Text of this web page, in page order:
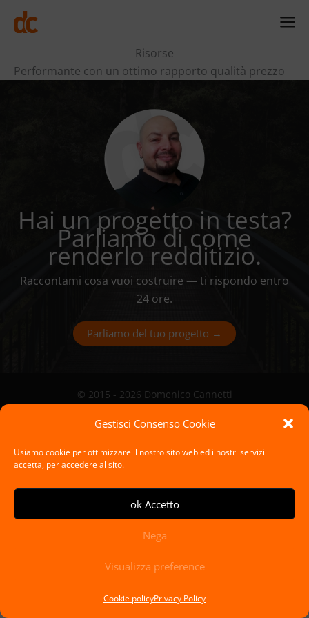
Gestisci Consenso Cookie
Usiamo cookie per ottimizzare il nostro sito web ed i nostri servizi
accetta, per accedere al sito.
ok Accetto
Nega
Visualizza preference
Cookie policyPrivacy Policy
Risorse
Performante con un ottimo rapporto qualità prezzo
Hai un progetto in testa?
Parliamo di come
renderlo redditizio.
Raccontami cosa vuoi costruire — ti rispondo entro
24 ore.
Parliamo del tuo progetto →
© 2015 - 2026 Domenico Cannetti
Privacy Policy-Cookie Policy
P.Iva 03389340831